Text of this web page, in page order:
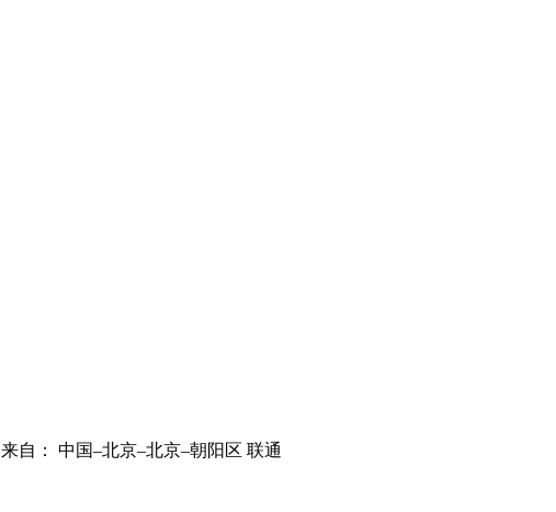
来自： 中国–北京–北京–朝阳区 联通